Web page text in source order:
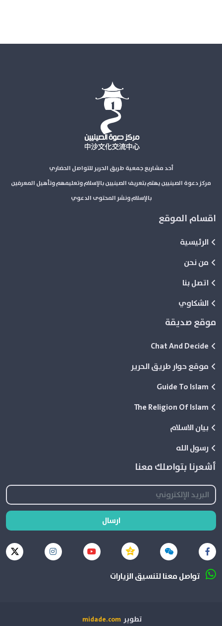
أحد مشاريع جمعية طريق الحرير للتواصل الحضاري
مركز دعوة الصينيين يهتم بتعريف الصينيين بالإسلام وتعليمهم وتأهيل المعرفين
بالإسلام ونشر المحتوى الدعوي
اقسام الموقع
الرئيسية
من نحن
اتصل بنا
الشكاوي
موقع صديقة
Chat And Decide
موقع حوار طريق الحرير
Guide To Islam
The Religion Of Islam
بيان الاسلام
رسول الله
أشعرنا بتواصلك معنا
ارسال
تواصل معنا لتنسيق الزيارات
تطوير midade.com